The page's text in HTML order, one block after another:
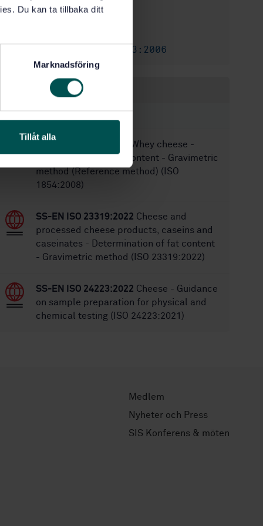
Du kan ta tillbaka ditt
Marknadsföring
Tillåt alla
Approved:11/2/2006
SS-EN ISO 5943:2006
Within the same area
Whey cheese -
Determination of fat content - Gravimetric
method (Reference method) (ISO
1854:2008)
SS-EN ISO 23319:2022 Cheese and
processed cheese products, caseins and
caseinates - Determination of fat content
- Gravimetric method (ISO 23319:2022)
SS-EN ISO 24223:2022 Cheese - Guidance
on sample preparation for physical and
chemical testing (ISO 24223:2021)
Medlem
Nyheter och Press
SIS Konferens & möten